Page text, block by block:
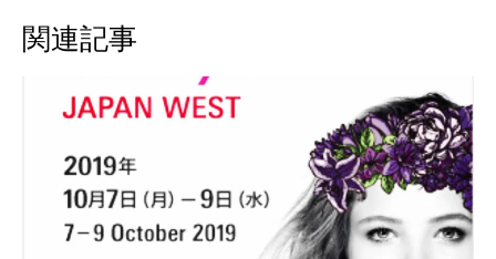
関連記事